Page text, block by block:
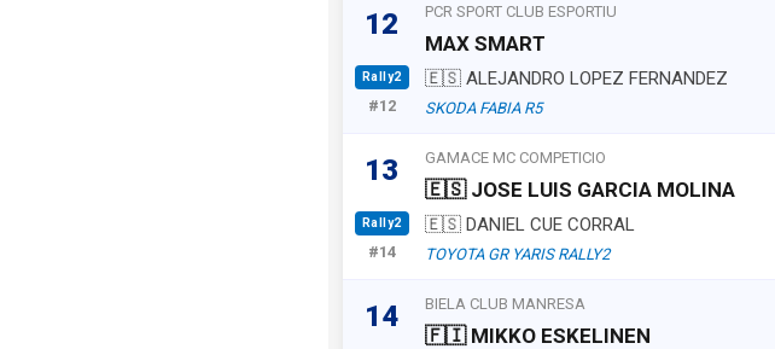
12
Rally2
#12
PCR SPORT CLUB ESPORTIU
MAX SMART
🇪🇸 ALEJANDRO LOPEZ FERNANDEZ
SKODA FABIA R5
13
Rally2
#14
GAMACE MC COMPETICIO
🇪🇸 JOSE LUIS GARCIA MOLINA
🇪🇸 DANIEL CUE CORRAL
TOYOTA GR YARIS RALLY2
14 BIELA CLUB MANRESA
🇫🇮 MIKKO ESKELINEN